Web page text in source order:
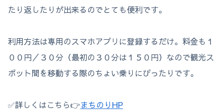
たり返したりが出来るのでとても便利です。
利用方法は専用のスマホアプリに登録するだけ。料金も１
００円／３０分（最初の３０分は１５０円）なので観光ス
ポット間を移動する際のちょい乗りにぴったりです。
✅詳しくはこちら👉まちのりHP